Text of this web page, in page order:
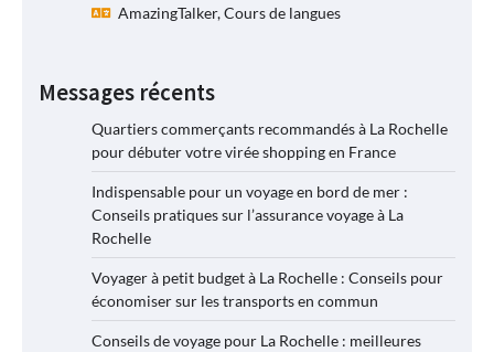
AmazingTalker, Cours de langues
Messages récents
Quartiers commerçants recommandés à La Rochelle
pour débuter votre virée shopping en France
Indispensable pour un voyage en bord de mer :
Conseils pratiques sur l’assurance voyage à La
Rochelle
Voyager à petit budget à La Rochelle : Conseils pour
économiser sur les transports en commun
Conseils de voyage pour La Rochelle : meilleures